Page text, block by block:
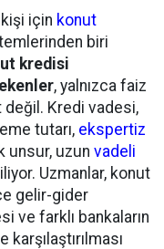
için konut
biri
kredisi
, yalnızca faiz
değil. Kredi vadesi,
tutarı, ekspertiz
unsur, uzun vadeli
Uzmanlar, konut
gelir-gider
ve farklı bankaların